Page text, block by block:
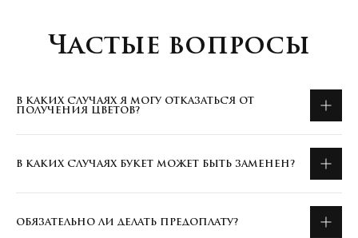
Частые вопросы
В КАКИХ СЛУЧАЯХ Я МОГУ ОТКАЗАТЬСЯ ОТ
ПОЛУЧЕНИЯ ЦВЕТОВ?
В КАКИХ СЛУЧАЯХ БУКЕТ МОЖЕТ БЫТЬ ЗАМЕНЕН?
ОБЯЗАТЕЛЬНО ЛИ ДЕЛАТЬ ПРЕДОПЛАТУ?